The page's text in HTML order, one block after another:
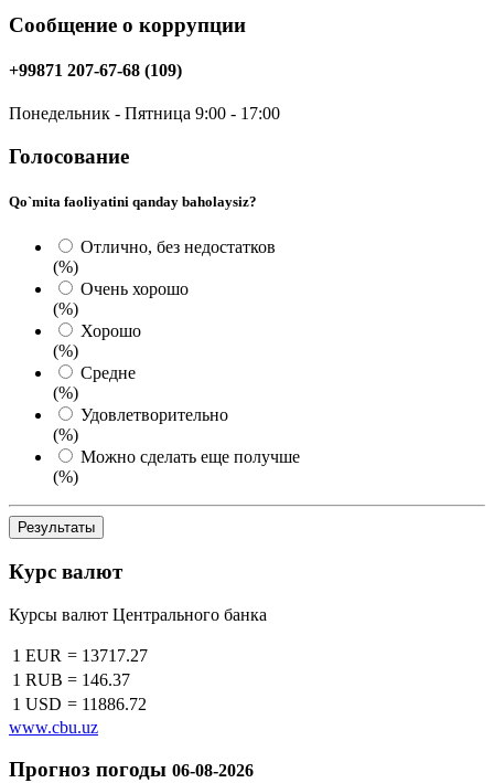
Сообщение о коррупции
+99871 207-67-68 (109)
Понедельник - Пятница 9:00 - 17:00
Голосование
Qo`mita faoliyatini qanday baholaysiz?
Отлично, без недостатков
(%)
Очень хорошо
(%)
Хорошо
(%)
Средне
(%)
Удовлетворительно
(%)
Можно сделать еще получше
(%)
Результаты
Курс валют
Курсы валют Центрального банка
1 EUR = 13717.27
1 RUB = 146.37
1 USD = 11886.72
www.cbu.uz
Прогноз погоды 06-08-2026